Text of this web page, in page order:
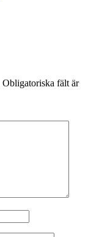
Obligatoriska fält är